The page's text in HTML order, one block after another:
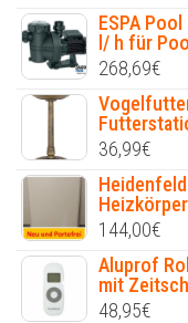
ESPA
l/ h für
268,69€
36,99€
144,00€
Aluprof
mit
48,95€